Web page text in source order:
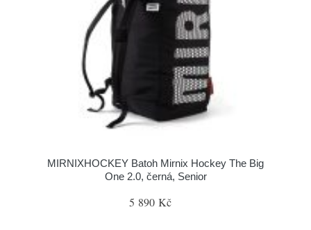
MIRNIXHOCKEY Batoh Mirnix Hockey The Big
One 2.0, černá, Senior
5 890 Kč